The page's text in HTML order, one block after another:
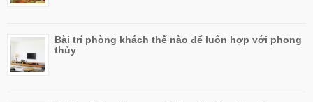
Bài trí phòng khách thế nào để luôn hợp với phong
thủy